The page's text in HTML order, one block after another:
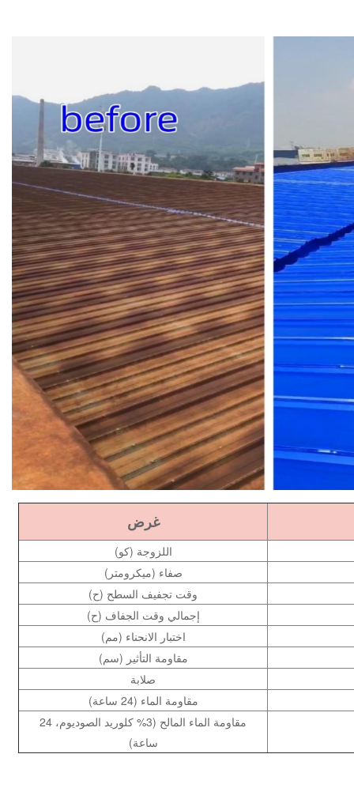
غرض
اللزوجة (كو)
صفاء (ميكرومتر)
وقت تجفيف السطح (ح)
إجمالي وقت الجفاف (ح)
اختبار الانحناء (مم)
مقاومة التأثير (سم)
صلابة
مقاومة الماء (24 ساعة)
مقاومة الماء المالح (3% كلوريد الصوديوم، 24
ساعة)